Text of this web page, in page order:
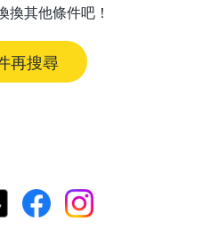
換其他條件吧！
再搜尋